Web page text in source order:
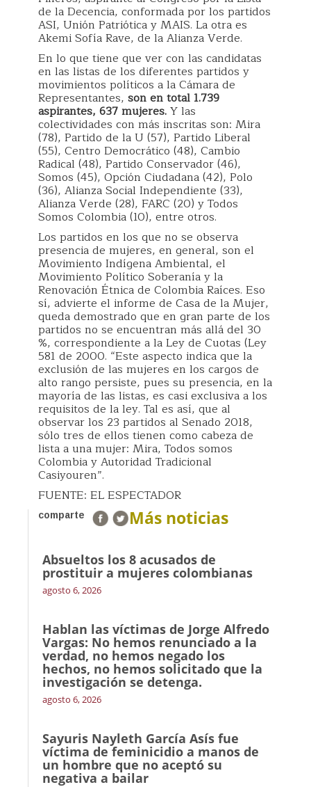
de la Decencia, conformada por los partidos
ASI, Unión Patriótica y MAIS. La otra es
Akemi Sofía Rave, de la Alianza Verde.
En lo que tiene que ver con las candidatas
en las listas de los diferentes partidos y
movimientos políticos a la Cámara de
Representantes, son en total 1.739
aspirantes, 637 mujeres.Y las
colectividades con más inscritas son: Mira
(78), Partido de la U (57), Partido Liberal
(55), Centro Democrático (48), Cambio
Radical (48), Partido Conservador (46),
Somos (45), Opción Ciudadana (42), Polo
(36), Alianza Social Independiente (33),
Alianza Verde (28), FARC (20) y Todos
Somos Colombia (10), entre otros.
Los partidos en los que no se observa
presencia de mujeres, en general, son el
Movimiento Indígena Ambiental, el
Movimiento Político Soberanía y la
Renovación Étnica de Colombia Raíces. Eso
sí, advierte el informe de Casa de la Mujer,
queda demostrado que en gran parte de los
partidos no se encuentran más allá del 30
%, correspondiente a la Ley de Cuotas (Ley
581 de 2000. “Este aspecto indica que la
exclusión de las mujeres en los cargos de
alto rango persiste, pues su presencia, en la
mayoría de las listas, es casi exclusiva a los
requisitos de la ley. Tal es así, que al
observar los 23 partidos al Senado 2018,
sólo tres de ellos tienen como cabeza de
lista a una mujer: Mira, Todos somos
Colombia y Autoridad Tradicional
Casiyouren”.
FUENTE: EL ESPECTADOR
comparte Más noticias
Absueltos los 8 acusados de
prostituir a mujeres colombianas
agosto 6, 2026
Hablan las víctimas de Jorge Alfredo
Vargas: No hemos renunciado a la
verdad, no hemos negado los
hechos, no hemos solicitado que la
investigación se detenga.
agosto 6, 2026
Sayuris Nayleth García Asís fue
víctima de feminicidio a manos de
un hombre que no aceptó su
negativa a bailar